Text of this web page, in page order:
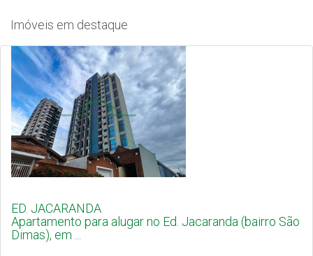
Imóveis em destaque
ED. JACARANDA
Apartamento para alugar no Ed. Jacaranda (bairro São
Dimas), em ...